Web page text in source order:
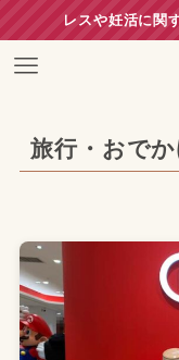
レスや妊活に関
旅行・おで